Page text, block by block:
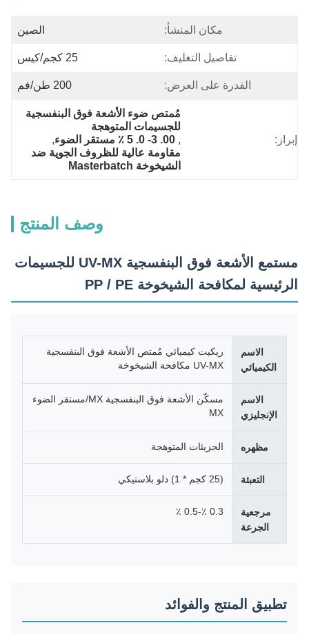
مكان المنشأ: الصين
تفاصيل التغليف: 25 كجم/كيس
القدرة على العرض: 200 طن/فم
إبراز:
للجسيمات المتوهجة
, 00. 3- 0. 5 ٪ مستقر الضوء
,
الشيخوخة Masterbatch
وصف المنتج
مستمع الأشعة فوق البنفسجية UV-MX للجسيمات
الرئيسية لمكافحة الشيخوخة PP / PE
الاسم
الكيميائي
ريكيت كيميائي مُمتص الأشعة فوق البنفسجية
UV-MX مكافحة الشيخوخة
الاسم
الإنجليزي
مسكّن الأشعة فوق البنفسجية MX/مستقر الضوء
MX
مظهره الجزيئات المتوهجة
التعبئة (25 كجم * 1) دلو بلاستيكي
مرجعية
الجرعة
0.3 ٪-0.5 ٪
تطبيق المنتج والفوائد